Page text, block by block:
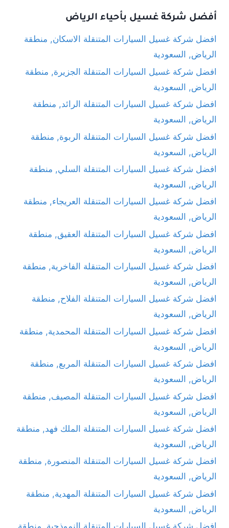
أفضل شركة غسيل بأحياء الرياض
افضل شركة غسيل السيارات المتنقلة الاسكان, منطقة
الرياض, السعودية
افضل شركة غسيل السيارات المتنقلة الجزيرة, منطقة
الرياض, السعودية
افضل شركة غسيل السيارات المتنقلة الرائد, منطقة
الرياض, السعودية
افضل شركة غسيل السيارات المتنقلة الربوة, منطقة
الرياض, السعودية
افضل شركة غسيل السيارات المتنقلة السلي, منطقة
الرياض, السعودية
افضل شركة غسيل السيارات المتنقلة العريجاء, منطقة
الرياض, السعودية
افضل شركة غسيل السيارات المتنقلة العقيق, منطقة
الرياض, السعودية
افضل شركة غسيل السيارات المتنقلة الفاخرية, منطقة
الرياض, السعودية
افضل شركة غسيل السيارات المتنقلة الفلاح, منطقة
الرياض, السعودية
افضل شركة غسيل السيارات المتنقلة المحمدية, منطقة
الرياض, السعودية
افضل شركة غسيل السيارات المتنقلة المربع, منطقة
الرياض, السعودية
افضل شركة غسيل السيارات المتنقلة المصيف, منطقة
الرياض, السعودية
افضل شركة غسيل السيارات المتنقلة الملك فهد, منطقة
الرياض, السعودية
افضل شركة غسيل السيارات المتنقلة المنصورة, منطقة
الرياض, السعودية
افضل شركة غسيل السيارات المتنقلة المهدية, منطقة
الرياض, السعودية